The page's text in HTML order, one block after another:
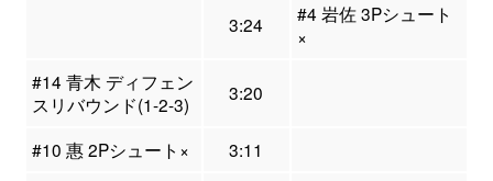
3:24
#4 岩佐 3Pシュート
×
#14 青木 ディフェン
スリバウンド(1-2-3)
3:20
#10 惠 2Pシュート× 3:11